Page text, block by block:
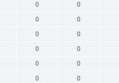
0 0
0 0
0 0
0 0
0 0
0 0